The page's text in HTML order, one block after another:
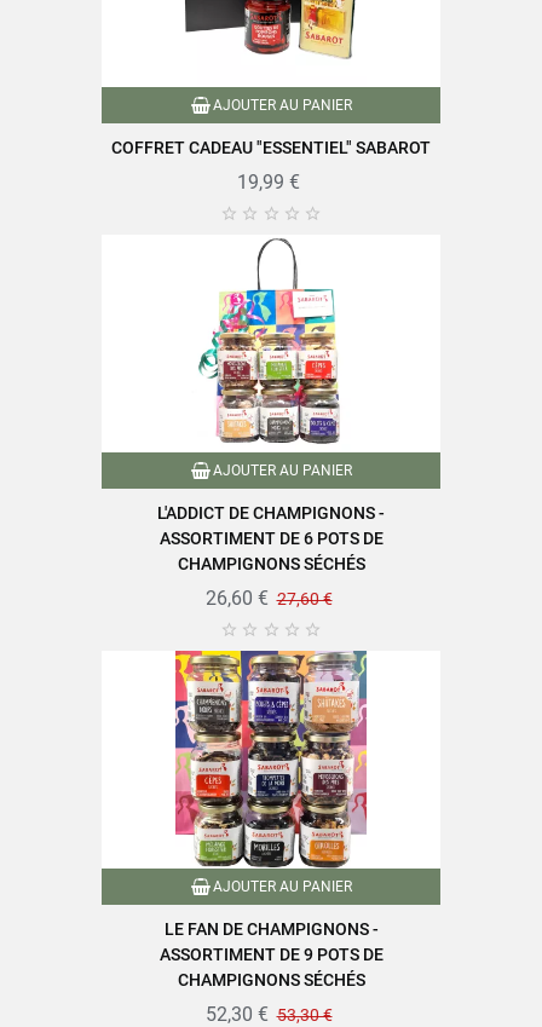
Type de céréales Petit Épeautre du Velay
Référence PF04827
Références spécifiques
AJOUTER AU PANIER
COFFRET CADEAU "ESSENTIEL" SABAROT
19,99 €
    
AJOUTER AU PANIER
L'ADDICT DE CHAMPIGNONS -
ASSORTIMENT DE 6 POTS DE
CHAMPIGNONS SÉCHÉS
26,60 € 27,60 €
    
AJOUTER AU PANIER
LE FAN DE CHAMPIGNONS -
ASSORTIMENT DE 9 POTS DE
CHAMPIGNONS SÉCHÉS
52,30 € 53,30 €